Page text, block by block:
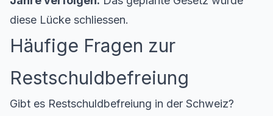
diese Lücke schliessen.
Häufige Fragen zur
Restschuldbefreiung
Gibt es Restschuldbefreiung in der Schweiz?